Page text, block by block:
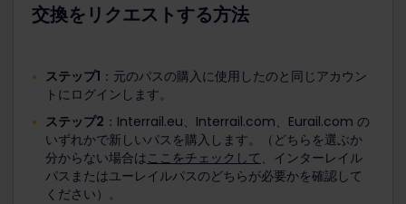
交換をリクエストする方法
ステップ1 ：元のパスの購入に使用したのと同じアカウン
トにログインします。
ステップ2 ：Interrail.eu、Interrail.com、Eurail.com の
いずれかで新しいパスを購入します。（どちらを選ぶか
分からない場合は ここをチェックして 、インターレイル
パスまたはユーレイルパスのどちらが必要かを確認して
ください）。